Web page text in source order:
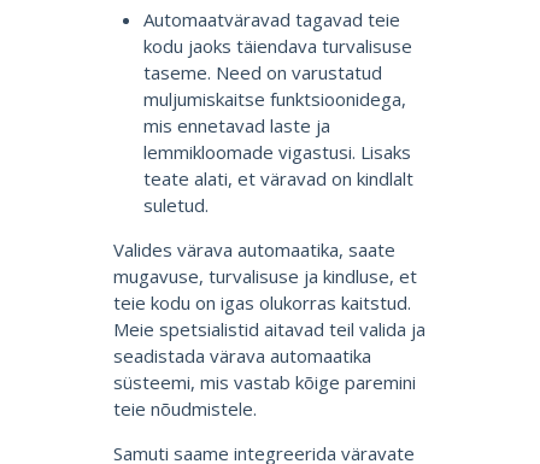
Automaatväravad tagavad teie
kodu jaoks täiendava turvalisuse
taseme. Need on varustatud
muljumiskaitse funktsioonidega,
mis ennetavad laste ja
lemmikloomade vigastusi. Lisaks
teate alati, et väravad on kindlalt
suletud.
Valides värava automaatika, saate
mugavuse, turvalisuse ja kindluse, et
teie kodu on igas olukorras kaitstud.
Meie spetsialistid aitavad teil valida ja
seadistada värava automaatika
süsteemi, mis vastab kõige paremini
teie nõudmistele.
Samuti saame integreerida väravate